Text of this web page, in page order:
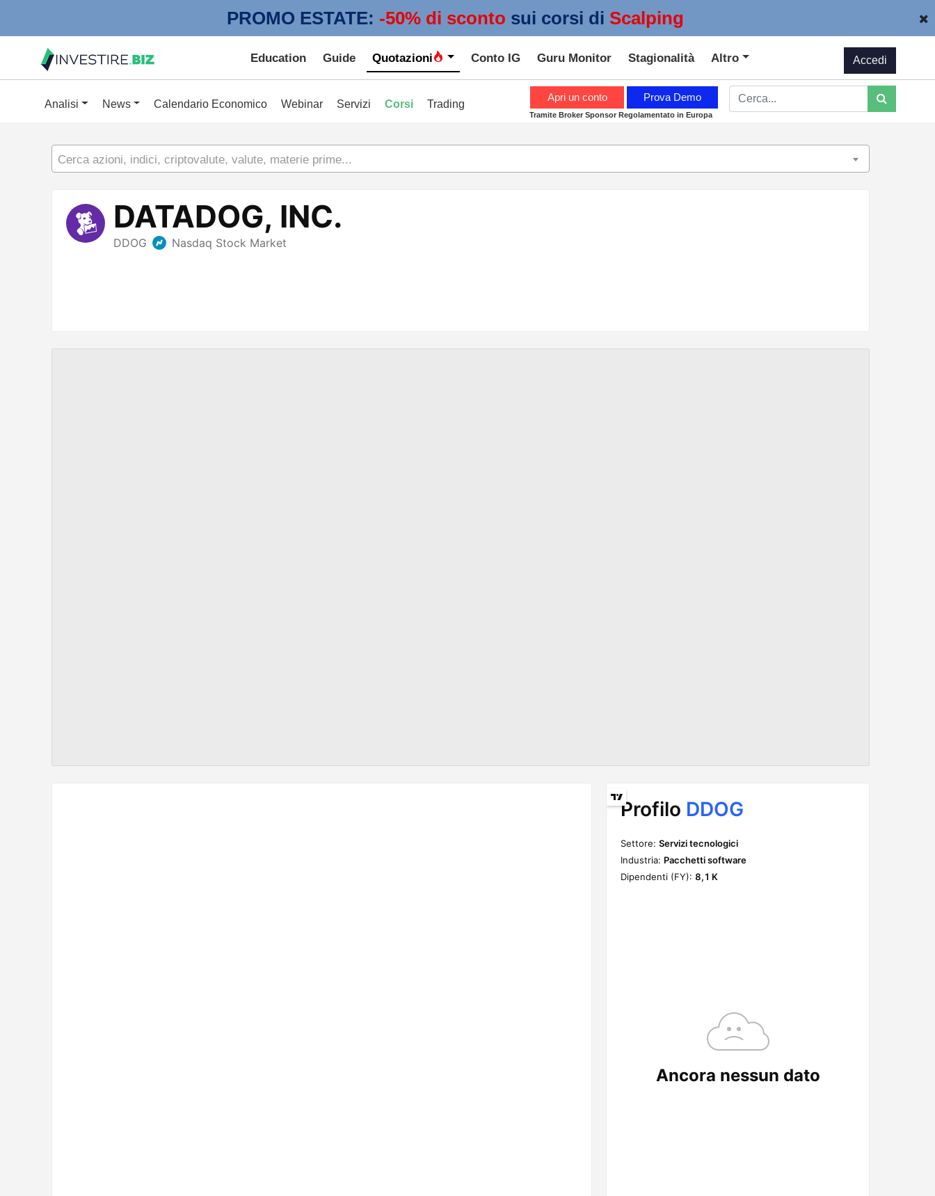
PROMO ESTATE: -50% di sconto sui corsi di Scalping
Education Guide Quotazioni Conto IG Guru Monitor Stagionalità Altro Accedi
Analisi News Calendario Economico Webinar Servizi Corsi Trading
Apri un conto Prova Demo
Tramite Broker Sponsor Regolamentato in Europa
Cerca azioni, indici, criptovalute, valute, materie prime...